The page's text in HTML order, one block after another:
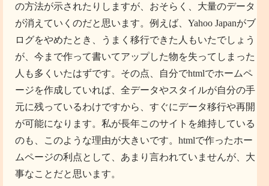
の方法が示されたりしますが、おそらく、大量のデータ
が消えていくのだと思います。例えば、Yahoo Japanがブ
ログをやめたとき、うまく移行できた人もいたでしょう
が、今まで作って書いてアップした物を失ってしまった
人も多くいたはずです。その点、自分でhtmlでホームペ
ージを作成していれば、全データやスタイルが自分の手
元に残っているわけですから、すぐにデータ移行や再開
が可能になります。私が長年このサイトを維持している
のも、このような理由が大きいです。htmlで作ったホー
ムページの利点として、あまり言われていませんが、大
事なことだと思います。